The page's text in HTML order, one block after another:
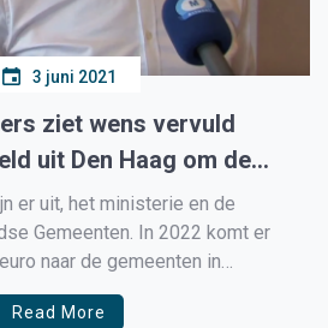
3 juni 2021
ziet wens vervuld
uit Den Haag om de
op te vangen
er uit, het ministerie en de
Gemeenten. In 2022 komt er
naar de gemeenten in
op de Wmo op te vangen,
boven op de al eerder
Read More